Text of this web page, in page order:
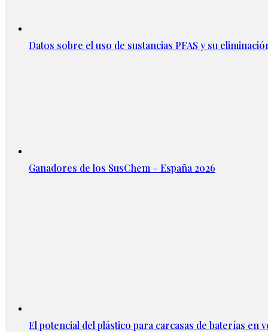
Datos sobre el uso de sustancias PFAS y su
Ganadores de los SusChem – España 2026
El potencial del plástico para carcasas de baterías en